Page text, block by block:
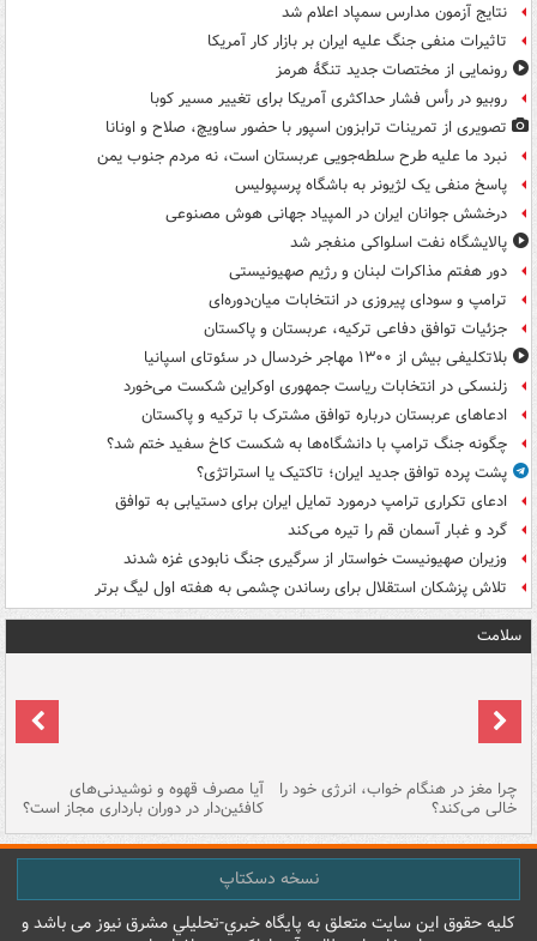
نتایج آزمون مدارس سمپاد اعلام شد
تاثیرات منفی جنگ علیه ایران بر بازار کار آمریکا
رونمایی از مختصات جدید تنگۀ هرمز
روبیو در رأس فشار حداکثری آمریکا برای تغییر مسیر کوبا
تصویری از تمرینات ترابزون اسپور با حضور ساویچ، صلاح و اونانا
نبرد ما علیه طرح سلطه‌جویی عربستان است، نه مردم جنوب یمن
پاسخ منفی یک لژیونر به باشگاه پرسپولیس
درخشش جوانان ایران در المپیاد جهانی هوش مصنوعی
پالایشگاه نفت اسلواکی منفجر شد
دور هفتم مذاکرات لبنان و رژیم صهیونیستی
ترامپ و سودای پیروزی در انتخابات میان‌دوره‌ای
جزئیات توافق دفاعی ترکیه، عربستان و پاکستان
بلاتکلیفی بیش از ۱۳۰۰ مهاجر خردسال در سئوتای اسپانیا
زلنسکی در انتخابات ریاست جمهوری اوکراین شکست می‌خورد
ادعاهای عربستان درباره توافق مشترک با ترکیه و پاکستان
چگونه جنگ ترامپ با دانشگاه‌ها به شکست کاخ سفید ختم شد؟
پشت پرده توافق جدید ایران؛ تاکتیک یا استراتژی؟
ادعای تکراری ترامپ درمورد تمایل ایران برای دستیابی به توافق
گرد و غبار آسمان قم را تیره می‌کند
وزیران صهیونیست خواستار از سرگیری جنگ نابودی غزه شدند
تلاش پزشکان استقلال برای رساندن چشمی به هفته اول لیگ برتر
سلامت
چرا مغز در هنگام خواب، انرژی خود را
خالی می‌کند؟
آیا مصرف قهوه و نوشیدنی‌های
کافئین‌دار در دوران بارداری مجاز است؟
نسخه دسکتاپ
کليه حقوق اين سايت متعلق به پایگاه خبري-تحليلي مشرق نيوز می باشد و